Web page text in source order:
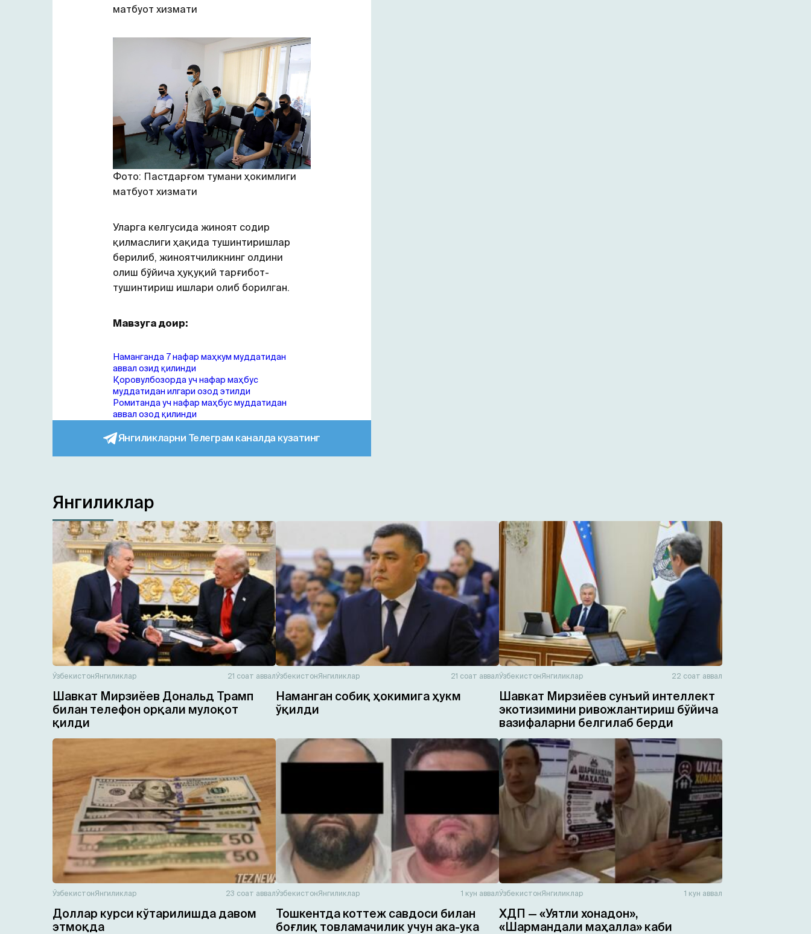
матбуот хизмати
Фото: Пастдарғом тумани ҳокимлиги
матбуот хизмати
Уларга келгусида жиноят содир
қилмаслиги ҳақида тушинтиришлар
берилиб, жиноятчиликнинг олдини
олиш бўйича ҳуқуқий тарғибот-
тушинтириш ишлари олиб борилган.
Мавзуга доир:
Наманганда 7 нафар маҳкум муддатидан
аввал озид қилинди
Қоровулбозорда уч нафар маҳбус
муддатидан илгари озод этилди
Ромитанда уч нафар маҳбус муддатидан
аввал озод қилинди
Янгиликларни Телеграм каналда кузатинг
Янгиликлар
ЎзбекистонЯнгиликлар 21 соат аввал
Шавкат Мирзиёев Дональд Трамп
билан телефон орқали мулоқот
қилди
ЎзбекистонЯнгиликлар 21 соат аввал
Наманган собиқ ҳокимига ҳукм
ўқилди
ЎзбекистонЯнгиликлар 22 соат аввал
Шавкат Мирзиёев сунъий интеллект
экотизимини ривожлантириш бўйича
вазифаларни белгилаб берди
ЎзбекистонЯнгиликлар 23 соат аввал
Доллар курси кўтарилишда давом
этмоқда
ЎзбекистонЯнгиликлар 1 кун аввал
Тошкентда коттеж савдоси билан
боғлиқ товламачилик учун ака-ука
ЎзбекистонЯнгиликлар 1 кун аввал
ХДП — «Уятли хонадон»,
«Шармандали маҳалла» каби